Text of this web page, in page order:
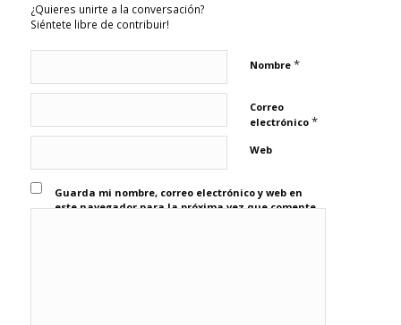
¿Quieres unirte a la conversación?
Siéntete libre de contribuir!
Nombre *
Correo
electrónico *
Web
Guarda mi nombre, correo electrónico y web en
este navegador para la próxima vez que comente.